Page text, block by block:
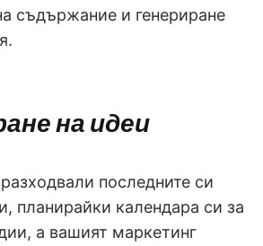
съдържание и генериране
на идеи
последните си
планирайки календара си за
а вашият маркетинг